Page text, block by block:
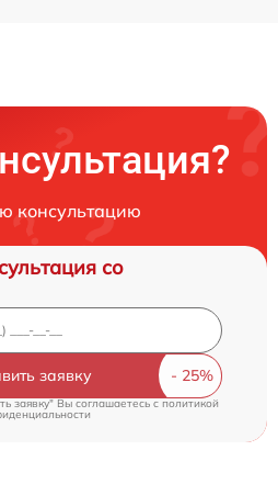
консультацию
со
заявку
заявку" Вы соглашаетесь cполитикой